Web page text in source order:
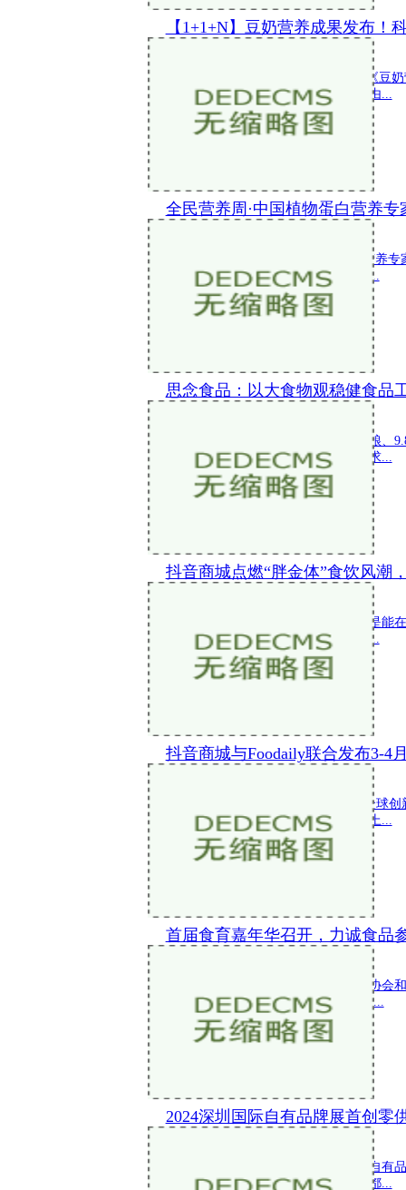
【1+1+N】豆奶营养成果发布！
5月20日,全民营养周中国学生营养日《豆
社新立方演播厅成功召开。本次活动由...
全民营养周·中国植物蛋白营养
5月13日，全民营养周中国植物蛋白营养
域专家学者与行业代表聚焦植物营养...
思念食品：以大食物观稳健食品
中国14亿多人口，每天要消耗70万吨粮、
此对农业安全和粮食安全有极强的要求...
抖音商城点燃“胖金体”食饮风潮
春夏季节交接之际，众多食饮品牌总是能
食材，为食饮流量单品增加有趣味的...
抖音商城与Foodaily联合发布3-4
每日新品报告是Foodaily研究院基于全球
报告，通过对月度乃至年度全球市场上...
首届食育嘉年华召开，力诚食品
春回大地，童趣满园由中国副食流通协会
于4月20日在北京开幕。 力诚 食品 参...
2024深圳国际自有品牌展首创零
2024年零售业态复杂多变，深圳国际自有
的折扣化还是线上渠道的去中心化，都...